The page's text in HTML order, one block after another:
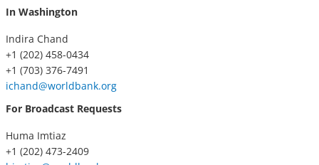
In Washington
Indira Chand
+1 (202) 458-0434
+1 (703) 376-7491
ichand@worldbank.org
For Broadcast Requests
Huma Imtiaz
+1 (202) 473-2409